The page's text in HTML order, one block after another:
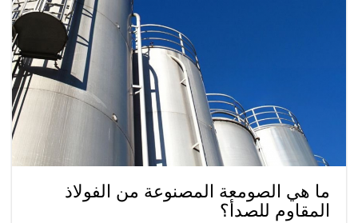
ما هي الصومعة المصنوعة من الفولاذ
المقاوم للصدأ؟